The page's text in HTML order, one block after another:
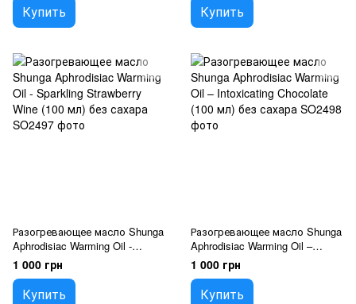
Купить Купить
Разогревающее масло Shunga
Aphrodisiac Warming Oil -
Sparkling Strawberry Wine (100
мл) без сахара
1 000 грн
Купить
Разогревающее масло Shunga
Aphrodisiac Warming Oil –
Intoxicating Chocolate (100 мл)
без сахара
1 000 грн
Купить